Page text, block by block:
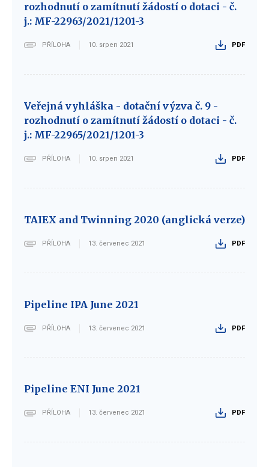
rozhodnutí o zamítnutí žádostí o dotaci - č.
j.: MF-22963/2021/1201-3
PŘÍLOHA 10. srpen 2021 PDF
Veřejná vyhláška - dotační výzva č. 9 -
rozhodnutí o zamítnutí žádostí o dotaci - č.
j.: MF-22965/2021/1201-3
PŘÍLOHA 10. srpen 2021 PDF
TAIEX and Twinning 2020 (anglická verze)
PŘÍLOHA 13. červenec 2021 PDF
Pipeline IPA June 2021
PŘÍLOHA 13. červenec 2021 PDF
Pipeline ENI June 2021
PŘÍLOHA 13. červenec 2021 PDF